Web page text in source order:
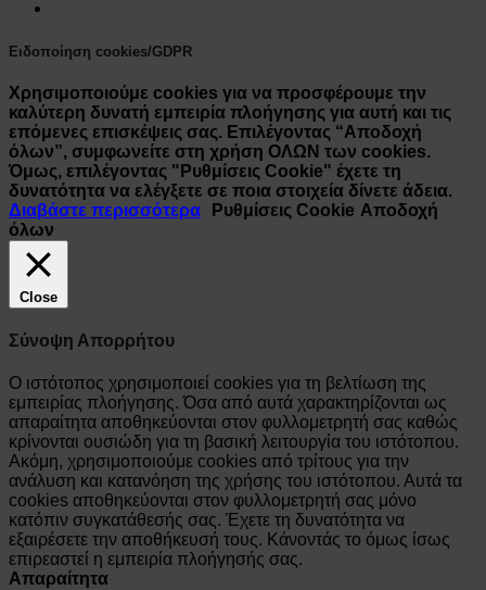
Ειδοποίηση cookies/GDPR
Χρησιμοποιούμε cookies για να προσφέρουμε την
καλύτερη δυνατή εμπειρία πλοήγησης για αυτή και τις
επόμενες επισκέψεις σας. Επιλέγοντας “Αποδοχή
όλων”, συμφωνείτε στη χρήση ΟΛΩΝ των cookies.
Όμως, επιλέγοντας "Ρυθμίσεις Cookie" έχετε τη
δυνατότητα να ελέγξετε σε ποια στοιχεία δίνετε άδεια.
Διαβάστε περισσότερα
Ρυθμίσεις Cookie Αποδοχή
όλων
Close
Σύνοψη Απορρήτου
Ο ιστότοπος χρησιμοποιεί cookies για τη βελτίωση της
εμπειρίας πλοήγησης. Όσα από αυτά χαρακτηρίζονται ως
απαραίτητα αποθηκεύονται στον φυλλομετρητή σας καθώς
κρίνονται ουσιώδη για τη βασική λειτουργία του ιστότοπου.
Ακόμη, χρησιμοποιούμε cookies από τρίτους για την
ανάλυση και κατανόηση της χρήσης του ιστότοπου. Αυτά τα
cookies αποθηκεύονται στον φυλλομετρητή σας μόνο
κατόπιν συγκατάθεσής σας. Έχετε τη δυνατότητα να
εξαιρέσετε την αποθήκευσή τους. Κάνοντάς το όμως ίσως
επιρεαστεί η εμπειρία πλοήγησής σας.
Απαραίτητα